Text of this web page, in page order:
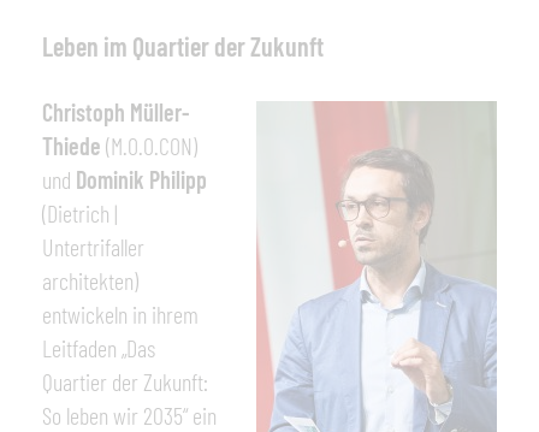
Leben im Quartier der Zukunft
Christoph Müller-
Thiede (M.O.O.CON)
und Dominik Philipp
(Dietrich |
Untertrifaller
architekten)
entwickeln in ihrem
Leitfaden „Das
Quartier der Zukunft:
So leben wir 2035“ ein